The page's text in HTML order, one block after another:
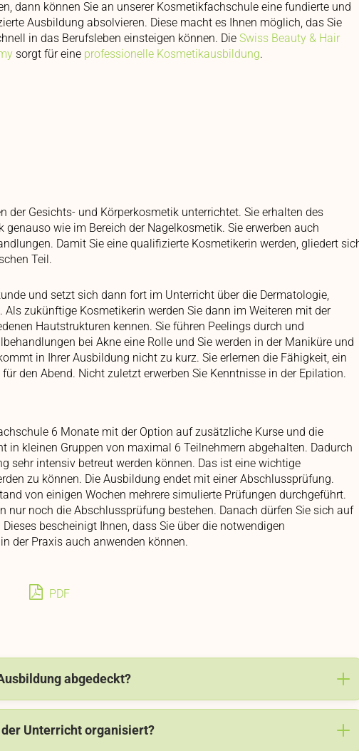
dann können Sie an unserer Kosmetikfachschule eine fundierte und
Ausbildung absolvieren. Diese macht es Ihnen möglich, das Sie
in das Berufsleben einsteigen können. Die Swiss Beauty & Hair
sorgt für eine professionelle Kosmetikausbildung.
der Gesichts- und Körperkosmetik unterrichtet. Sie erhalten des
wie im Bereich der Nagelkosmetik. Sie erwerben auch
Damit Sie eine qualifizierte Kosmetikerin werden, gliedert
Teil.
und setzt sich dann fort im Unterricht über die Dermatologie,
zukünftige Kosmetikerin werden Sie dann im Weiteren mit der
Hautstrukturen kennen. Sie führen Peelings durch und
bei Akne eine Rolle und Sie werden in der Maniküre und
in Ihrer Ausbildung nicht zu kurz. Sie erlernen die Fähigkeit, ein
den Abend. Nicht zuletzt erwerben Sie Kenntnisse in der Epilation.
6 Monate mit der Option auf zusätzliche Kurse und die
in kleinen Gruppen von maximal 6 Teilnehmern abgehalten. Dadurch
sehr intensiv betreut werden können. Das ist eine wichtige
zu können. Die Ausbildung endet mit einer Abschlussprüfung.
von einigen Wochen mehrere simulierte Prüfungen durchgeführt.
nur noch die Abschlussprüfung bestehen. Danach dürfen Sie sich auf
bescheinigt Ihnen, dass Sie über die notwendigen
der Praxis auch anwenden können.
PDF
abgedeckt?
Unterricht organisiert?